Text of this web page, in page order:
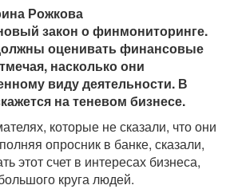
Рожкова
закон о финмониторинге.
оценивать финансовые
насколько они
виду деятельности. В
на теневом бизнесе.
которые не сказали, что они
опросник в банке, сказали,
этот счет в интересах бизнеса,
круга людей.